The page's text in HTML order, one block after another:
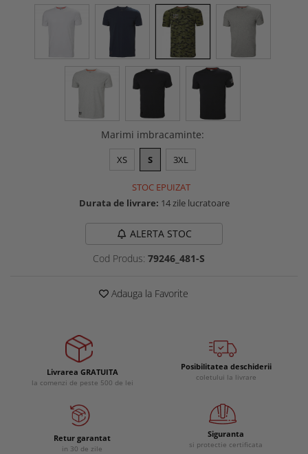
Buzunare externe
Echipamente specializate
Echipamente muncitori ferma
Echipamente veterinari
Echipamente mulgatori
Masti protectie
Casti si antifoane protectie
Menghine si prese
Marimi imbracaminte:
XS S 3XL
STOC EPUIZAT
Durata de livrare: 14 zile lucratoare
ALERTA STOC
Cod Produs: 79246_481-S
Adauga la Favorite
Livrarea GRATUITA
la comenzi de peste 500 de lei
Posibilitatea deschiderii
coletului la livrare
Retur garantat
in 30 de zile
Siguranta
si protectie certificata